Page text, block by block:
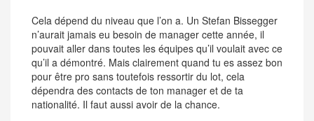
Cela dépend du niveau que l’on a. Un Stefan Bissegger
n’aurait jamais eu besoin de manager cette année, il
pouvait aller dans toutes les équipes qu’il voulait avec ce
qu’il a démontré. Mais clairement quand tu es assez bon
pour être pro sans toutefois ressortir du lot, cela
dépendra des contacts de ton manager et de ta
nationalité. Il faut aussi avoir de la chance.